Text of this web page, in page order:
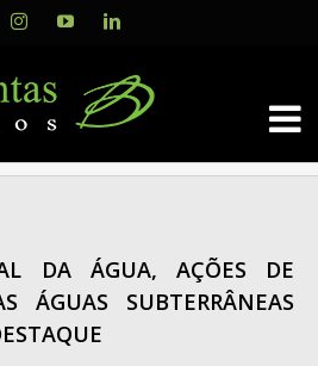
InstagramYouTubeLinkedIn
DA ÁGUA, AÇÕES DE
ÁGUAS SUBTERRÂNEAS